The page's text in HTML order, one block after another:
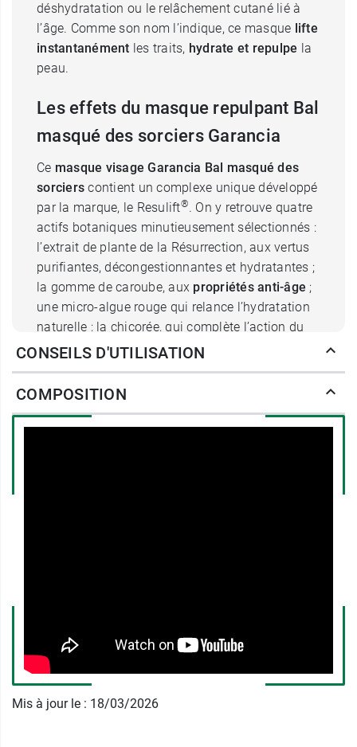
déshydratation ou le relâchement cutané lié à
l’âge. Comme son nom l’indique, ce masque lifte
instantanément les traits, hydrate et repulpe la
peau.
Les effets du masque repulpant Bal
masqué des sorciers Garancia ​​​
Ce masque visage Garancia Bal masqué des
sorciers contient un complexe unique développé
par la marque, le Resulift®. On y retrouve quatre
actifs botaniques minutieusement sélectionnés :
l’extrait de plante de la Résurrection, aux vertus
purifiantes, décongestionnantes et hydratantes ;
la gomme de caroube, aux propriétés anti-âge ;
une micro-algue rouge qui relance l’hydratation
naturelle ; la chicorée, qui complète l’action du
masque en adoucissant la peau. On retrouve
l’acide hyaluronique, reconnu pour sa capacité à
cutanés et àcombler les rides.
Caractéristiques du masque liftant
Bal masqué des sorciers Garancia
Contient 98 % d’ingrédients d’origine
CONSEILS D'UTILISATION
COMPOSITION
Mis à jour le : 18/03/2026